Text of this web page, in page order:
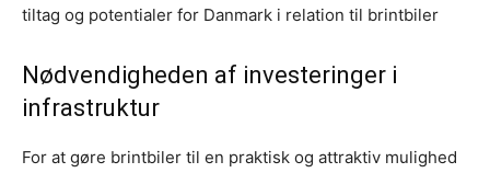
tiltag og potentialer for Danmark i relation til brintbiler
Nødvendigheden af investeringer i
infrastruktur
For at gøre brintbiler til en praktisk og attraktiv mulighed